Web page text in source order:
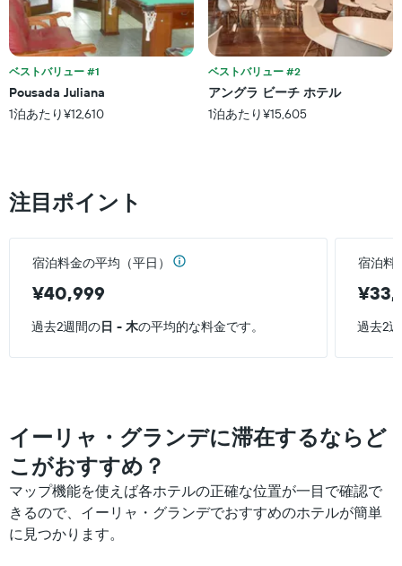
ベストバリュー #1
Pousada Juliana
1泊あたり¥12,610
ベストバリュー #2
アングラ ビーチ ホテル
1泊あたり¥15,605
注目ポイント
宿泊料金の平均（平日）
¥40,999
宿泊料
過去2週間の日 - 木の平均的な料金です。 過去2
イーリャ・グランデに滞在するならど
こがおすすめ？
マップ機能を使えば各ホテルの正確な位置が一目で確認で
きるので、イーリャ・グランデでおすすめのホテルが簡単
に見つかります。